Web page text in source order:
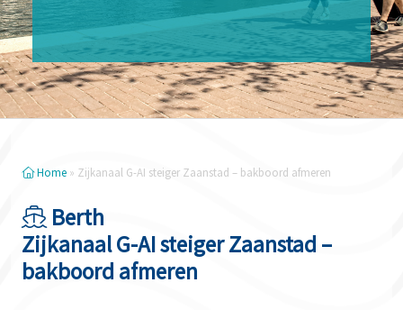
Home » Zijkanaal G-AI steiger Zaanstad – bakboord afmeren
Berth
Zijkanaal G-AI steiger Zaanstad –
bakboord afmeren